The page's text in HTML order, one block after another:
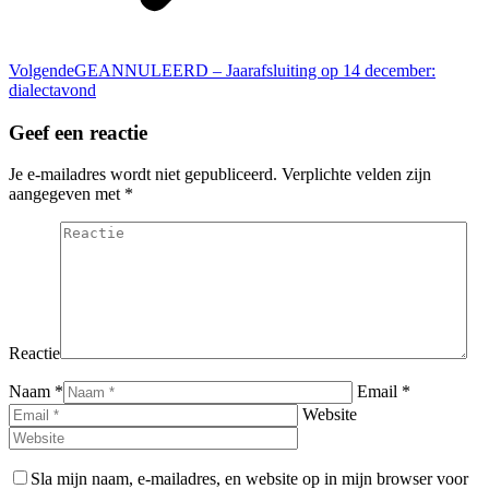
VolgendeVolgend
bericht
GEANNULEERD – Jaarafsluiting op 14 december:
dialectavond
Geef een reactie
Je e-mailadres wordt niet gepubliceerd. Verplichte velden zijn
aangegeven met *
Reactie
Naam *
Email *
Website
Sla mijn naam, e-mailadres, en website op in mijn browser voor